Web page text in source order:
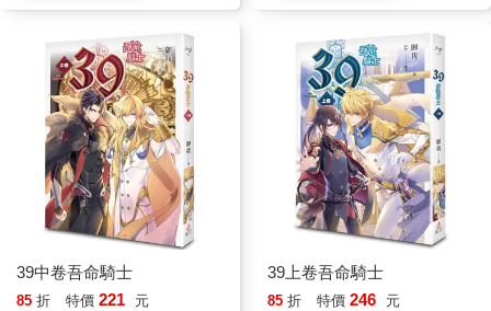
39中卷吾命騎士
85 折 特價 221 元
39上卷吾命騎士
85 折 特價 246 元